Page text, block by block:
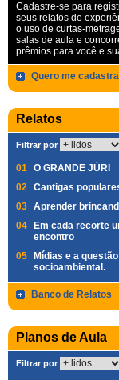
Cadastre-se para
seus relatos de
o uso de curtas-
salas de aula e
prêmios para você e
Quero me
Relatos
Filtrar por
01 O GRANDE JÚRI
02 Cantigas
03 Aprender
04
Em cada recorte
encontro
05
Mídias e a questão
socioambiental.
Banco de Relatos
Planos de Aula
Filtrar por